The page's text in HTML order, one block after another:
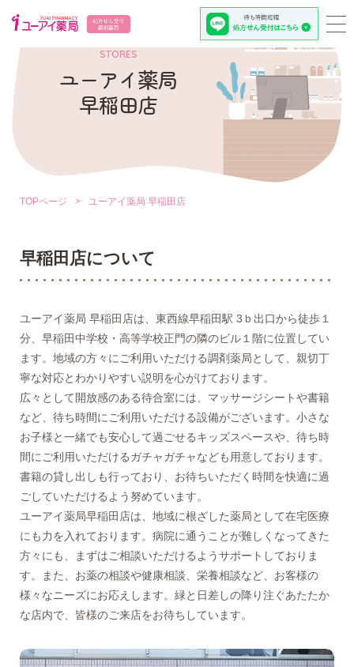
STORES
ユーアイ薬局
早稲田店
TOPページ > ユーアイ薬局 早稲田店
早稲田店について
ユーアイ薬局 早稲田店は、東西線早稲田駅 3ｂ出口から徒歩１
分、早稲田中学校・高等学校正門の隣のビル１階に位置してい
ます。地域の方々にご利用いただける調剤薬局として、親切丁
寧な対応とわかりやすい説明を心がけております。
広々として開放感のある待合室には、マッサージシートや書籍
など、待ち時間にご利用いただける設備がございます。小さな
お子様と一緒でも安心して過ごせるキッズスペースや、待ち時
間にご利用いただけるガチャガチャなども用意しております。
書籍の貸し出しも行っており、お待ちいただく時間を快適に過
ごしていただけるよう努めています。
ユーアイ薬局早稲田店は、地域に根ざした薬局として在宅医療
にも力を入れております。病院に通うことが難しくなってきた
方々にも、まずはご相談いただけるようサポートしておりま
す。また、お薬の相談や健康相談、栄養相談など、お客様の
様々なニーズにお応えします。緑と日差しの降り注ぐあたたか
な店内で、皆様のご来店をお待ちしています。